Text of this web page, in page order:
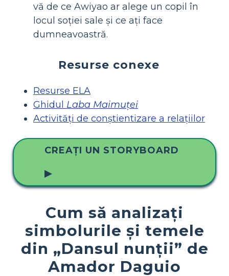
vă de ce Awiyao ar alege un copil în
locul soției sale și ce ați face
dumneavoastră.
Resurse conexe
Resurse ELA
Ghidul Laba Maimuței
Activități de conștientizare a relațiilor
CREAȚI UN STORYBOARD
▶
Cum să analizați
simbolurile și temele
din „Dansul nunții” de
Amador Daguio